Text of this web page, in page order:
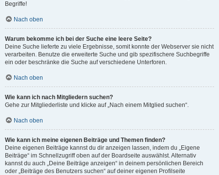
Begriffe!
Nach oben
Warum bekomme ich bei der Suche eine leere Seite?
Deine Suche lieferte zu viele Ergebnisse, somit konnte der Webserver sie nicht
verarbeiten. Benutze die erweiterte Suche und gib spezifischere Suchbegriffe
ein oder beschränke die Suche auf verschiedene Unterforen.
Nach oben
Wie kann ich nach Mitgliedern suchen?
Gehe zur Mitgliederliste und klicke auf „Nach einem Mitglied suchen“.
Nach oben
Wie kann ich meine eigenen Beiträge und Themen finden?
Deine eigenen Beiträge kannst du dir anzeigen lassen, indem du „Eigene
Beiträge“ im Schnellzugriff oben auf der Boardseite auswählst. Alternativ
kannst du auch „Deine Beiträge anzeigen“ in deinem persönlichen Bereich
oder „Beiträge des Benutzers suchen“ auf deiner eigenen Profilseite